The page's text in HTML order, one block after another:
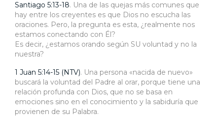
Santiago 5:13-18. Una de las quejas más comunes que
hay entre los creyentes es que Dios no escucha las
oraciones. Pero, la pregunta es esta, ¿realmente nos
estamos conectando con Él?
Es decir, ¿estamos orando según SU voluntad y no la
nuestra?
1 Juan 5:14-15 (NTV). Una persona «nacida de nuevo»
buscará la voluntad del Padre al orar, porque tiene una
relación profunda con Dios, que no se basa en
emociones sino en el conocimiento y la sabiduría que
provienen de su Palabra.